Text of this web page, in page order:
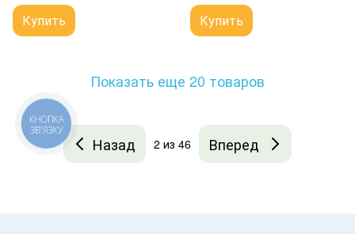
Купить Купить
Показать еще 20 товаров
Назад 2 из 46 Вперед
КНОПКА
ЗВ'ЯЗКУ